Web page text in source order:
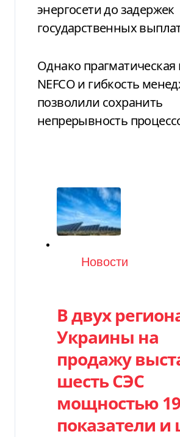
энергосети до задержек
государственных
Однако прагматическая
NEFCO и гибкость
позволили сохранить
непрерывность
Категория
Новости
В двух
Украины на
продажу
шесть СЭС
мощностью
показатели и